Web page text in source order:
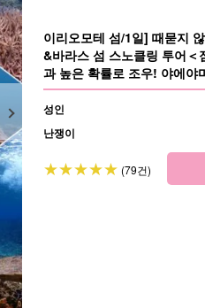
이리오모테 섬/1일] 때묻지
&바라스 섬 스노클링 투어
과 높은 확률로 조우! 야에야
♪(No.134)
성인
난쟁이
(79건)